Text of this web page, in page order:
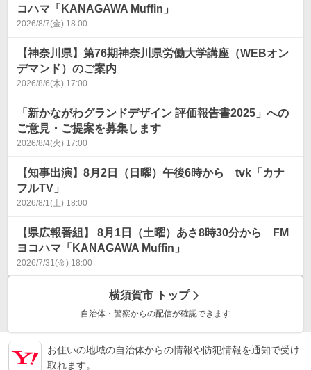
コハマ「KANAGAWA Muffin」
2026/8/7(金) 18:00
【神奈川県】第76期神奈川県労働大学講座（WEBオン
デマンド）のご案内
2026/8/6(木) 17:00
「新かながわグランドデザイン 評価報告書2025」への
ご意見・ご提案を募集します
2026/8/4(火) 17:00
【知事出演】8月2日（日曜）午後6時から tvk「カナ
フルTV」
2026/8/1(土) 18:00
【県広報番組】 8月1日（土曜）あさ8時30分から FM
ヨコハマ「KANAGAWA Muffin」
2026/7/31(金) 18:00
横須賀市 トップ
自治体・警察からの配信が確認できます
お住いの地域の自治体からの情報や防犯情報を通知で受け
取れます。